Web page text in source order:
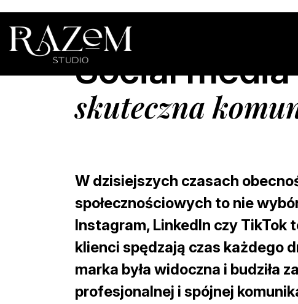
Social
skuteczna
W dzisiejszych czasach
społecznościowych to nie
Instagram, LinkedIn czy TikTok
klienci spędzają czas każdego
marka była widoczna i budziła
profesjonalnej i spójnej